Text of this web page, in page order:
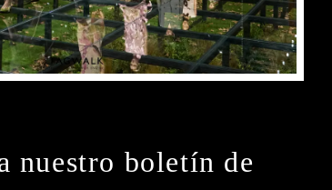
nuestro boletín de